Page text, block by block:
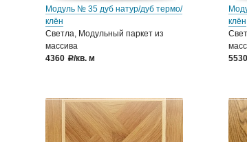
Модуль № 35 дуб натур/дуб термо/
клён
Светла, Модульный паркет из
массива
4360
a/кв. м
клён
5530